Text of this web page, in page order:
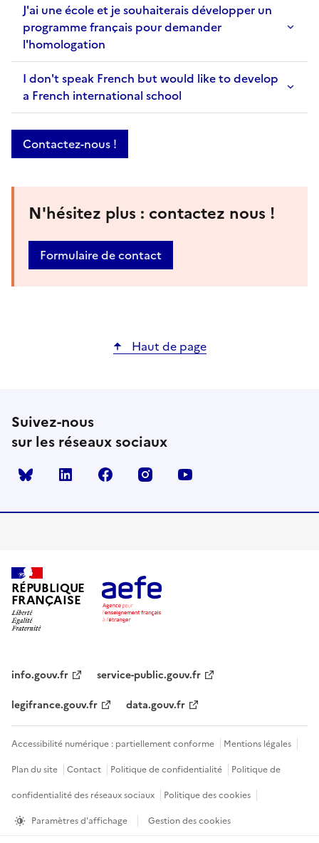
J'ai une école et je souhaiterais développer un
programme français pour demander
l'homologation
I don't speak French but would like to develop
a French international school
Contactez-nous !
N'hésitez plus : contactez nous !
Formulaire de contact
Haut de page
Suivez-nous
sur les réseaux sociaux
Bluesky linkedin facebook instagram
RÉPUBLIQUE
FRANÇAISE
info.gouv.fr
service-public.gouv.fr
legifrance.gouv.fr
data.gouv.fr
Accessibilité numérique : partiellement conforme
Mentions légales
Plan du site
Contact Politique de confidentialité
Politique de
confidentialité des réseaux sociaux
Politique des cookies
Paramètres d'affichage
Gestion des cookies